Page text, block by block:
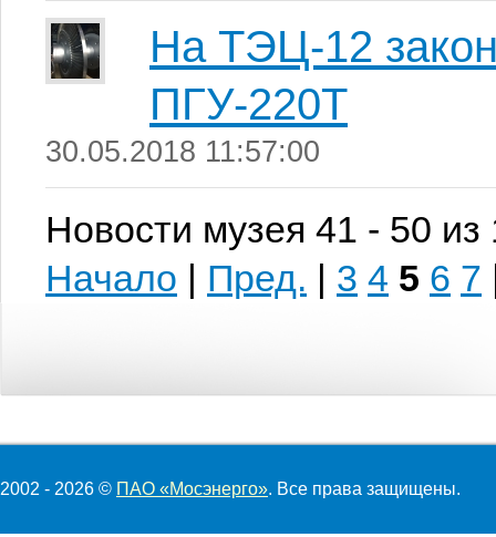
На ТЭЦ-12
ПГУ-220Т
30.05.2018 11:57:00
Новости музея 41 - 50 из
Начало | Пред. | 3 4 5 6 7
2002 - 2026 © ПАО «Мосэнерго». Все права защищены.